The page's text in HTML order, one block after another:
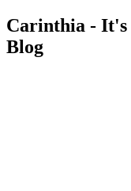
Carinthia - It's
Blog